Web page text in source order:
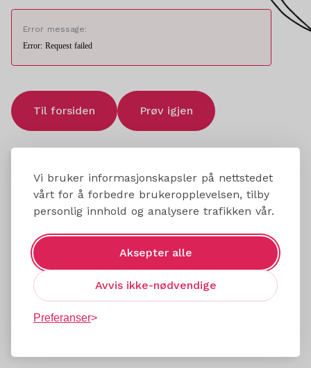
Vi bruker informasjonskapsler på nettstedet
vårt for å forbedre brukeropplevelsen, tilby
personlig innhold og analysere trafikken vår.
Aksepter alle
Avvis ikke-nødvendige
Preferanser
Error message:
Error: Request failed
Til forsiden Prøv igjen